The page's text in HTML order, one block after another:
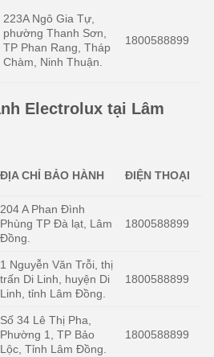
223A Ngô Gia Tự,
phường Thanh Sơn,
TP Phan Rang, Tháp
Chàm, Ninh Thuận.
1800588899
Electrolux tại Lâm
ĐỊA CHỈ BẢO HÀNH ĐIỆN THOẠI
204 A Phan Đình
Phùng TP Đà lạt, Lâm
Đồng.
1800588899
1 Nguyễn Văn Trỗi, thị
trấn Di Linh, huyện Di
Linh, tỉnh Lâm Đồng.
1800588899
Số 34 Lê Thị Pha,
Phường 1, TP Bảo
Lộc, Tỉnh Lâm Đồng.
1800588899